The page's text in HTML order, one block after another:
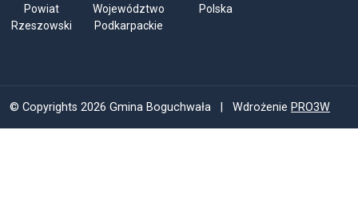
Powiat
Rzeszowski
Województwo
Podkarpackie
Polska
© Copyrights 2026 Gmina Boguchwała | Wdrożenie PRO3W